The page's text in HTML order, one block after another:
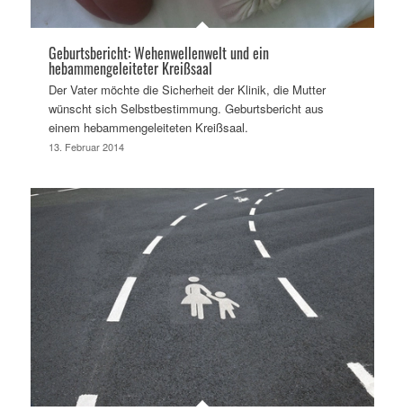
Geburtsbericht: Wehenwellenwelt und ein
hebammengeleiteter Kreißsaal
Der Vater möchte die Sicherheit der Klinik, die Mutter
wünscht sich Selbstbestimmung. Geburtsbericht aus
einem hebammengeleiteten Kreißsaal.
13. Februar 2014